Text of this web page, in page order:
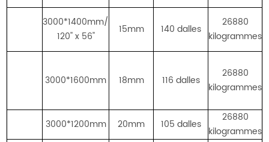
3000*1400mm/
120'' x 56''
15mm 140 dalles
26880
kilogrammes
3000*1600mm 18mm 116 dalles
26880
kilogrammes
3000*1200mm
20mm 105 dalles
26880
kilogrammes